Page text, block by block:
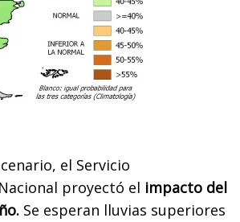
el Servicio
proyectó el impacto del
Se esperan lluvias superiores